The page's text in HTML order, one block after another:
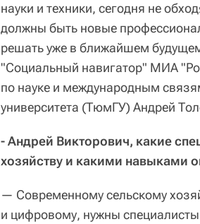
науки и техники, сегодня не
должны быть новые
решать уже в ближайшем
"Социальный навигатор" МИА
по науке и международным
университета (ТюмГУ) Андрей
- Андрей Викторович, какие
хозяйству и какими навыками
— Современному сельскому
и цифровому, нужны